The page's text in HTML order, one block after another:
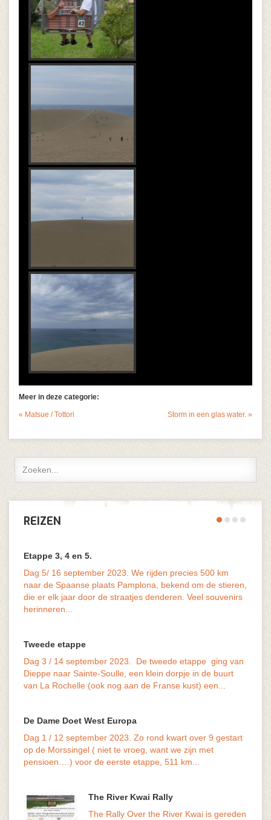
Meer in deze categorie:
« Matsue / Tottori Storm in een glas water. »
REIZEN
Etappe 3, 4 en 5.
Dag 5/ 16 september 2023. We rijden precies 500 km
naar de Spaanse plaats Pamplona, bekend om de stieren,
die er elk jaar door de straatjes denderen. Veel souvenirs
herinneren...
Tweede etappe
Dag 3 / 14 september 2023. De tweede etappe ging van
Dieppe naar Sainte-Soulle, een klein dorpje in de buurt
van La Rochelle (ook nog aan de Franse kust) een...
De Dame Doet West Europa
Dag 1 / 12 september 2023. Zo rond kwart over 9 gestart
op de Morssingel ( niet te vroeg, want we zijn met
pensioen….) voor de eerste etappe, 511 km...
The River Kwai Rally
The Rally Over the River Kwai is gereden
last
het